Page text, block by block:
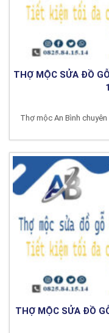
THỢ MỘC SỬA ĐỒ
Thợ mộc An Bình
THỢ MỘC SỬA ĐỒ